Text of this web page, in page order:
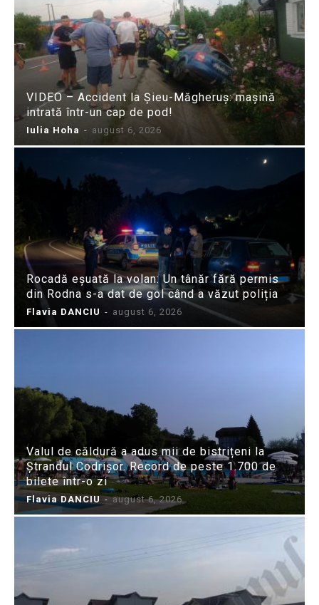
VIDEO – Accident la Șieu-Măgheruș: mașină
intrată într-un cap de pod!
Iulia Hoha - august 6, 2026
Rocadă eșuată la volan: Un tânăr fără permis
din Rodna s-a dat de gol când a văzut poliția
Flavia DANCIU - august 6, 2026
Valul de căldură a adus mii de bistrițeni la
Ștrandul Codrișor. Record de peste 1.700 de
bilete într-o zi
Flavia DANCIU - august 6, 2026